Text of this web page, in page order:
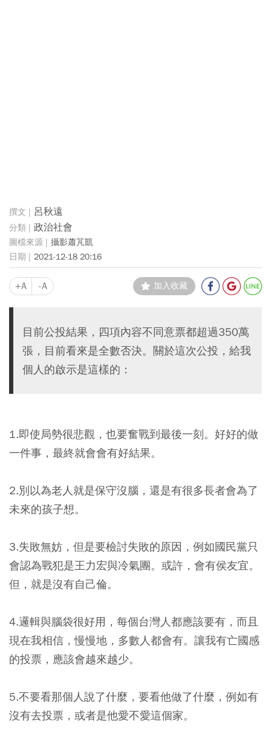
呂秋遠
政治社會
攝影蕭芃凱
2021-12-18 20:16
+A -A 加入收藏
目前公投結果，四項內容不同意票都超過350萬
張，目前看來是全數否決。關於這次公投，給我
個人的啟示是這樣的：
1.即使局勢很悲觀，也要奮戰到最後一刻。好好的做
一件事，最終就會會有好結果。
2.別以為老人就是保守沒腦，還是有很多長者會為了
未來的孩子想。
3.失敗無妨，但是要檢討失敗的原因，例如國民黨只
會認為戰犯是王力宏與冷氣團。或許，會有侯友宜。
但，就是沒有自己倫。
4.邏輯與腦袋很好用，每個台灣人都應該要有，而且
現在我相信，慢慢地，多數人都會有。讓我有亡國感
的投票，應該會越來越少。
5.不要看那個人說了什麼，要看他做了什麼，例如有
沒有去投票，或者是他愛不愛這個家。